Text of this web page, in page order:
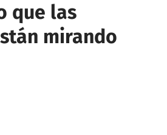
que las
mirando